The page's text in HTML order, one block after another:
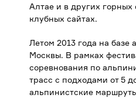
Алтае и в других
клубных сайтах.
Летом 2013 года на
Москвы. В рамках
соревнования по
трасс с подходами от 5
альпинистские